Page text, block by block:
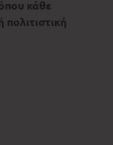
κάθε